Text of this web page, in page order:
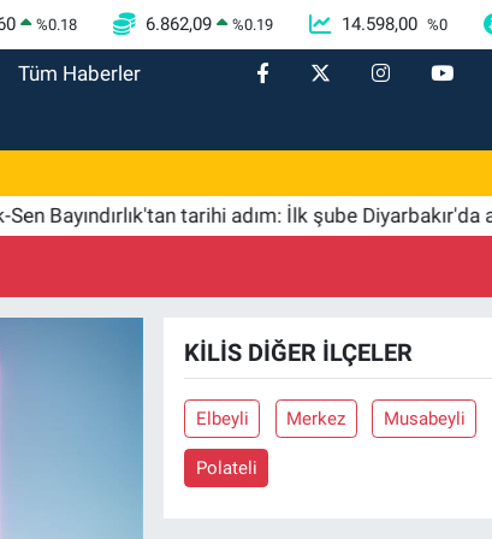
%0.18 6.862,09 %0.19 14.598,00 %0
Tüm Haberler
tarihi adım: İlk şube Diyarbakır'da açıldı
KILIS DIĞER İLÇELER
Elbeyli Merkez Musabeyli
Polateli